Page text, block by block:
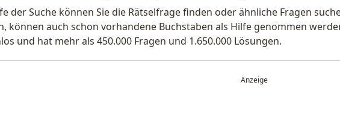
der Suche können Sie die Rätselfrage finden oder ähnliche Fragen
können auch schon vorhandene Buchstaben als Hilfe genommen
und hat mehr als 450.000 Fragen und 1.650.000 Lösungen.